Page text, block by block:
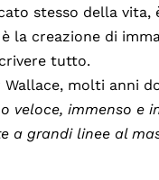
stesso della
la creazione di
tutto.
molti anni
veloce, immenso e
a grandi linee al